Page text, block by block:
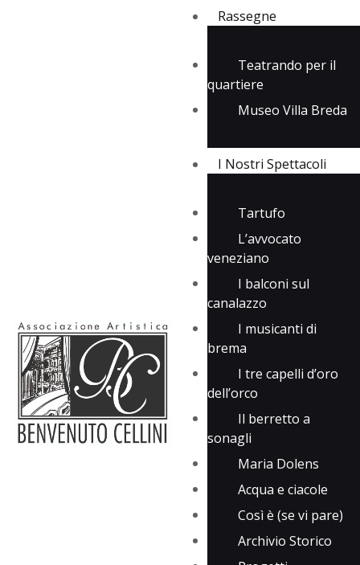
Rassegne
Teatrando per il
quartiere
Museo Villa Breda
I Nostri Spettacoli
Tartufo
L’avvocato
veneziano
I balconi sul
canalazzo
I musicanti di
brema
I tre capelli d’oro
dell’orco
Il berretto a
sonagli
Maria Dolens
Acqua e ciacole
Così è (se vi pare)
Archivio Storico
I Nostri Spettacoli